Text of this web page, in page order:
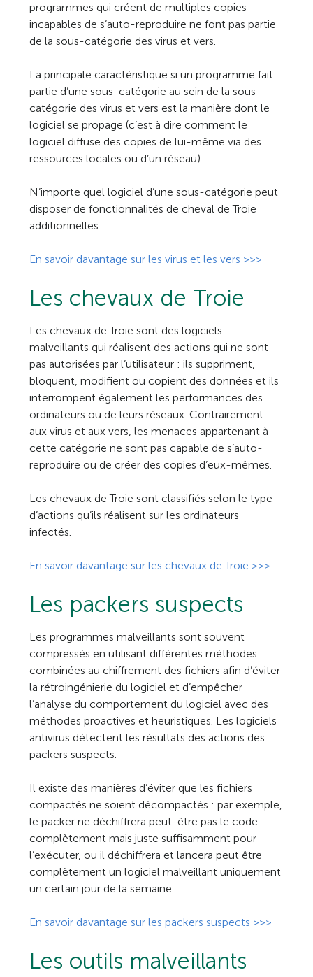
programmes qui créent de multiples copies
incapables de s’auto-reproduire ne font pas partie
de la sous-catégorie des virus et vers.
La principale caractéristique si un programme fait
partie d’une sous-catégorie au sein de la sous-
catégorie des virus et vers est la manière dont le
logiciel se propage (c’est à dire comment le
logiciel diffuse des copies de lui-même via des
ressources locales ou d’un réseau).
N’importe quel logiciel d’une sous-catégorie peut
disposer de fonctionnalités de cheval de Troie
additionnelles.
En savoir davantage sur les virus et les vers >>>
Les chevaux de Troie
Les chevaux de Troie sont des logiciels
malveillants qui réalisent des actions qui ne sont
pas autorisées par l’utilisateur : ils suppriment,
bloquent, modifient ou copient des données et ils
interrompent également les performances des
ordinateurs ou de leurs réseaux. Contrairement
aux virus et aux vers, les menaces appartenant à
cette catégorie ne sont pas capable de s’auto-
reproduire ou de créer des copies d’eux-mêmes.
Les chevaux de Troie sont classifiés selon le type
d’actions qu’ils réalisent sur les ordinateurs
infectés.
En savoir davantage sur les chevaux de Troie >>>
Les packers suspects
Les programmes malveillants sont souvent
compressés en utilisant différentes méthodes
combinées au chiffrement des fichiers afin d’éviter
la rétroingénierie du logiciel et d’empêcher
l’analyse du comportement du logiciel avec des
méthodes proactives et heuristiques. Les logiciels
antivirus détectent les résultats des actions des
packers suspects.
Il existe des manières d’éviter que les fichiers
compactés ne soient décompactés : par exemple,
le packer ne déchiffrera peut-être pas le code
complètement mais juste suffisamment pour
l’exécuter, ou il déchiffrera et lancera peut être
complètement un logiciel malveillant uniquement
un certain jour de la semaine.
En savoir davantage sur les packers suspects >>>
Les outils malveillants